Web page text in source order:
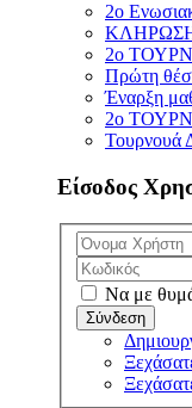
2ο
ΚΛΗΡΩΣΗ
2ο
Πρώτη
Έναρξη
2ο
Είσοδος
Να με